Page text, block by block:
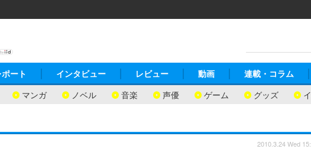
マンガ ノベル 音楽 声優 ゲーム グッズ
ート インタビュー レビュー 動画 連載・コラム
2010.3.24 Wed